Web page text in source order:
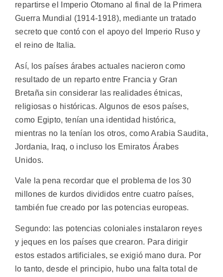
repartirse el Imperio Otomano al final de la Primera
Guerra Mundial (1914-1918), mediante un tratado
secreto que contó con el apoyo del Imperio Ruso y
el reino de Italia.
Así, los países árabes actuales nacieron como
resultado de un reparto entre Francia y Gran
Bretaña sin considerar las realidades étnicas,
religiosas o históricas. Algunos de esos países,
como Egipto, tenían una identidad histórica,
mientras no la tenían los otros, como Arabia Saudita,
Jordania, Iraq, o incluso los Emiratos Árabes
Unidos.
Vale la pena recordar que el problema de los 30
millones de kurdos divididos entre cuatro países,
también fue creado por las potencias europeas.
Segundo: las potencias coloniales instalaron reyes
y jeques en los países que crearon. Para dirigir
estos estados artificiales, se exigió mano dura. Por
lo tanto, desde el principio, hubo una falta total de